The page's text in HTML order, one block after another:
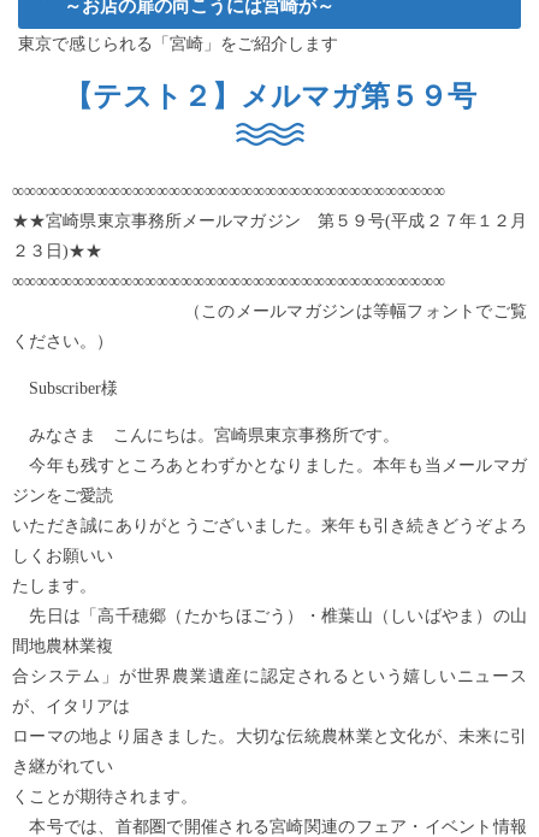
～お店の扉の向こうには宮崎が～
東京で感じられる「宮崎」をご紹介します
【テスト２】メルマガ第５９号
∞∞∞∞∞∞∞∞∞∞∞∞∞∞∞∞∞∞∞∞∞∞∞∞∞∞∞∞∞∞∞∞∞∞∞∞
★★宮崎県東京事務所メールマガジン 第５９号(平成２７年１２月
２３日)★★
∞∞∞∞∞∞∞∞∞∞∞∞∞∞∞∞∞∞∞∞∞∞∞∞∞∞∞∞∞∞∞∞∞∞∞∞
（このメールマガジンは等幅フォントでご覧
ください。）
Subscriber様
みなさま こんにちは。宮崎県東京事務所です。
今年も残すところあとわずかとなりました。本年も当メールマガ
ジンをご愛読
いただき誠にありがとうございました。来年も引き続きどうぞよろ
しくお願いい
たします。
先日は「高千穂郷（たかちほごう）・椎葉山（しいばやま）の山
間地農林業複
合システム」が世界農業遺産に認定されるという嬉しいニュース
が、イタリアは
ローマの地より届きました。大切な伝統農林業と文化が、未来に引
き継がれてい
くことが期待されます。
本号では、首都圏で開催される宮崎関連のフェア・イベント情報